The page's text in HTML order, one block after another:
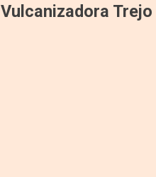
Vulcanizadora Trejo